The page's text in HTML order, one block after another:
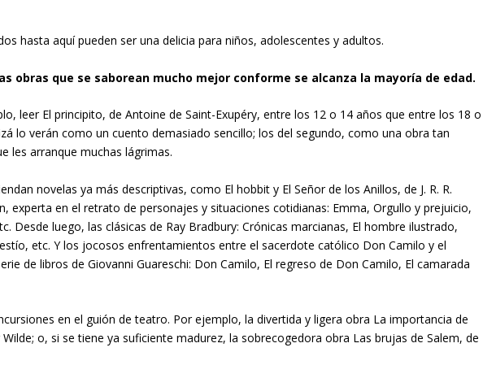
hasta aquí pueden ser una delicia para niños, adolescentes y adultos.
obras que se saborean mucho mejor conforme se alcanza la mayoría de edad.
leer El principito, de Antoine de Saint-Exupéry, entre los 12 o 14 años que entre los 18 o
lo verán como un cuento demasiado sencillo; los del segundo, como una obra tan
les arranque muchas lágrimas.
novelas ya más descriptivas, como El hobbit y El Señor de los Anillos, de J. R. R.
experta en el retrato de personajes y situaciones cotidianas: Emma, Orgullo y prejuicio,
Desde luego, las clásicas de Ray Bradbury: Crónicas marcianas, El hombre ilustrado,
etc. Y los jocosos enfrentamientos entre el sacerdote católico Don Camilo y el
de libros de Giovanni Guareschi: Don Camilo, El regreso de Don Camilo, El camarada
en el guión de teatro. Por ejemplo, la divertida y ligera obra La importancia de
o, si se tiene ya suficiente madurez, la sobrecogedora obra Las brujas de Salem, de